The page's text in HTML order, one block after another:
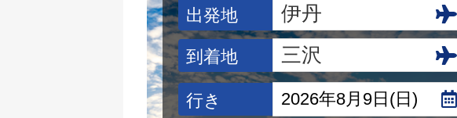
出発地
到着地
行き